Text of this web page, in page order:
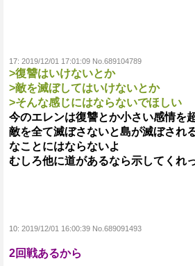
17: 2019/12/01 17:01:09 No.689104789
>復讐はいけないとか
>敵を滅ぼしてはいけないとか
>そんな感じにはならないでほしい
今のエレンは復讐とか小さい感情を
敵を全て滅ぼさないと島が滅ぼされ
なことにはならないよ
むしろ他に道があるなら示してくれ
10: 2019/12/01 16:00:39 No.689091493
2回戦あるから